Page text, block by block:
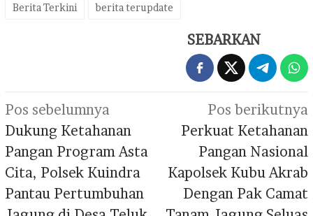
Berita Terkini berita terupdate
SEBARKAN
Navigasi
pos
Pos sebelumnya
Dukung Ketahanan
Pangan Program Asta
Cita, Polsek Kuindra
Pantau Pertumbuhan
Pos berikutnya
Perkuat Ketahanan
Pangan Nasional
Kapolsek Kubu Akrab
Dengan Pak Camat